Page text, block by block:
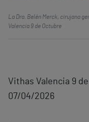
La Dra. Belén Merck, cirujana
Valencia 9 de Octubre
Vithas Valencia 9
07/04/2026